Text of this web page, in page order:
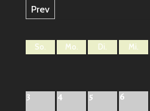
Prev
So. Mo. Di. Mi.
3 4 5 6